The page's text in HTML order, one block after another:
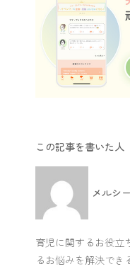
この記事を書いた人
メルシ
育児に関するお役立
るお悩みを解決でき